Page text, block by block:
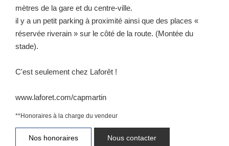
mètres de la gare et du centre-ville.
il y a un petit parking à proximité ainsi que des places «
réservée riverain » sur le côté de la route. (Montée du
stade).
C'est seulement chez Laforêt !
www.laforet.com/capmartin
**Honoraires à la charge du vendeur
Nos honoraires Nous contacter